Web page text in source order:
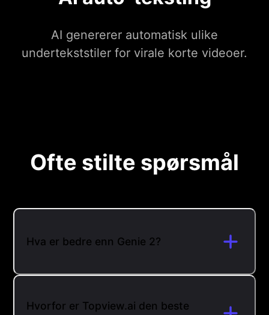
AI genererer automatisk ulike
undertekststiler for virale korte videoer.
Ofte stilte spørsmål
Hva er bedre enn Genie 2?
Hvorfor er Topview.ai den beste